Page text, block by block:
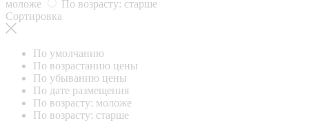
моложе
По возрасту: старше
Сортировка
По умолчанию
По возрастанию цены
По убыванию цены
По дате размещения
По возрасту: моложе
По возрасту: старше